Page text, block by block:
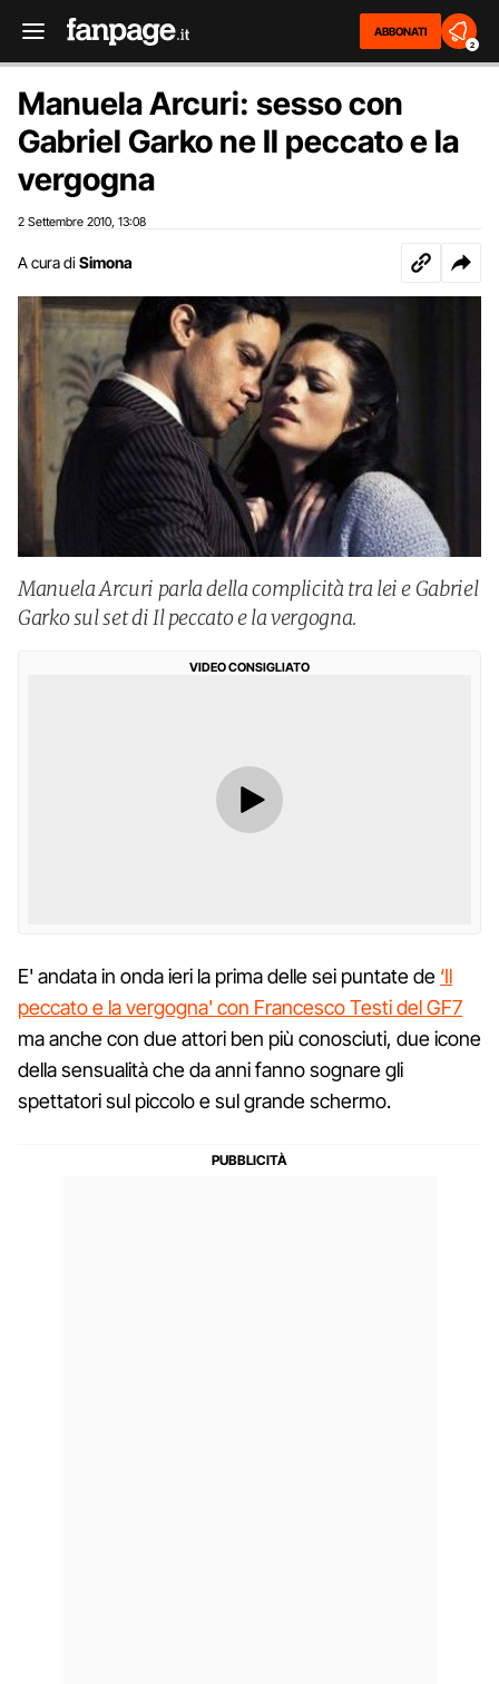
ABBONATI
2
Manuela Arcuri: sesso con
Gabriel Garko ne Il peccato e la
vergogna
2 Settembre 2010 13:08
A cura di Simona
Manuela Arcuri parla della complicità tra lei e Gabriel
Garko sul set di Il peccato e la vergogna.
VIDEO CONSIGLIATO
E' andata in onda ieri la prima delle sei puntate de ‘Il
peccato e la vergogna' con Francesco Testi del GF7
ma anche con due attori ben più conosciuti, due icone
della sensualità che da anni fanno sognare gli
spettatori sul piccolo e sul grande schermo.